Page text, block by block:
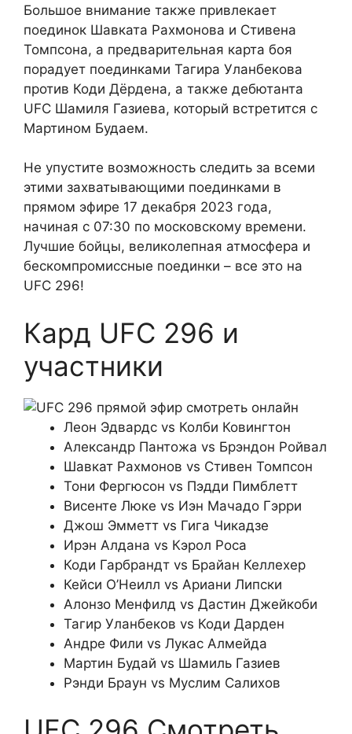
Большое внимание также привлекает
поединок Шавката Рахмонова и Стивена
Томпсона, а предварительная карта боя
порадует поединками Тагира Уланбекова
против Коди Дёрдена, а также дебютанта
UFC Шамиля Газиева, который встретится с
Мартином Будаем.
Не упустите возможность следить за всеми
этими захватывающими поединками в
прямом эфире 17 декабря 2023 года,
начиная с 07:30 по московскому времени.
Лучшие бойцы, великолепная атмосфера и
бескомпромиссные поединки – все это на
UFC 296!
Кард UFC 296 и
участники
Леон Эдвардс vs Колби Ковингтон
Александр Пантожа vs Брэндон Ройвал
Шавкат Рахмонов vs Стивен Томпсон
Тони Фергюсон vs Пэдди Пимблетт
Висенте Люке vs Иэн Мачадо Гэрри
Джош Эмметт vs Гига Чикадзе
Ирэн Алдана vs Кэрол Роса
Коди Гарбрандт vs Брайан Келлехер
Кейси О’Неилл vs Ариани Липски
Алонзо Менфилд vs Дастин Джейкоби
Тагир Уланбеков vs Коди Дарден
Андре Фили vs Лукас Алмейда
Мартин Будай vs Шамиль Газиев
Рэнди Браун vs Муслим Салихов